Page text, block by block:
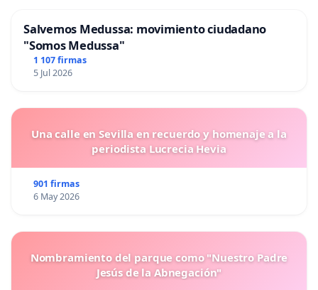
Salvemos Medussa: movimiento ciudadano
"Somos Medussa"
1 107 firmas
5 Jul 2026
Una calle en Sevilla en recuerdo y homenaje a la
periodista Lucrecia Hevia
901 firmas
6 May 2026
Nombramiento del parque como "Nuestro Padre
Jesús de la Abnegación"